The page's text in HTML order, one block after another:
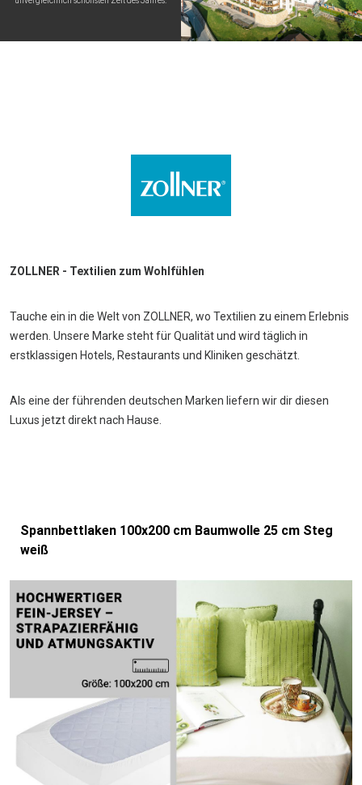
ZOLLNER - Textilien zum Wohlfühlen
Tauche ein in die Welt von ZOLLNER, wo Textilien zu einem Erlebnis
werden. Unsere Marke steht für Qualität und wird täglich in
erstklassigen Hotels, Restaurants und Kliniken geschätzt.
Als eine der führenden deutschen Marken liefern wir dir diesen
Luxus jetzt direkt nach Hause.
Spannbettlaken 100x200 cm Baumwolle 25 cm Steg
weiß